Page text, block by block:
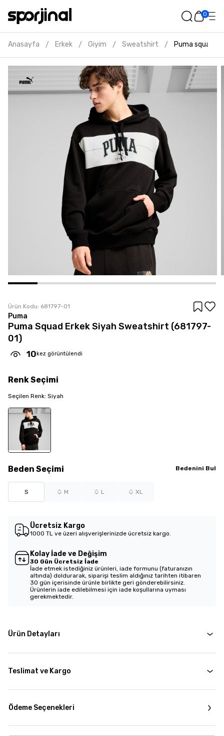
0
Anasayfa / Erkek / Giyim / Sweatshirt / Puma squad
Ürün Kodu: 681797-01
Puma
Puma Squad Erkek Siyah Sweatshirt (681797-
01)
10 kez görüntülendi
Beden Seçimi Bedenini Bul
S M L XL
RenkSeçimi
Seçilen Renk: Siyah
Ücretsiz Kargo
1000 TL ve üzeri alışverişlerinizde ücretsiz kargo.
Kolay İade ve Değişim
30 Gün Ücretsiz İade
İade etmek istediğiniz ürünleri, iade formunu (faturanızın
altında) doldurarak, siparişi teslim aldığınız tarihten itibaren
30 gün içerisinde ürünle birlikte geri gönderebilirsiniz.
Ürünlerin iade edilebilmesi için iade koşullarına uyması
gerekmektedir.
Ürün Detayları
Teslimat ve Kargo
Ödeme Seçenekleri